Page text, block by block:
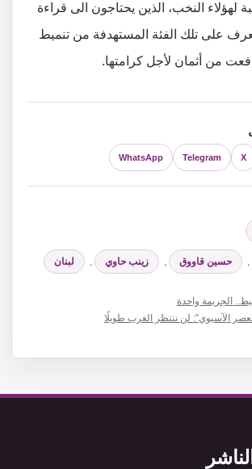
لهؤلاء النخب، الذين يحتاجون الى قراءة
على تلك الفئة المستهدفة من تنميط
من أثمان لأجل كرامتها.
X
Telegram
WhatsApp
, حسين قاووق , زينب حاوي , لبنان
الجريمة واحدة
الآسيوي”: لن ننتظر الغرب طويلًا